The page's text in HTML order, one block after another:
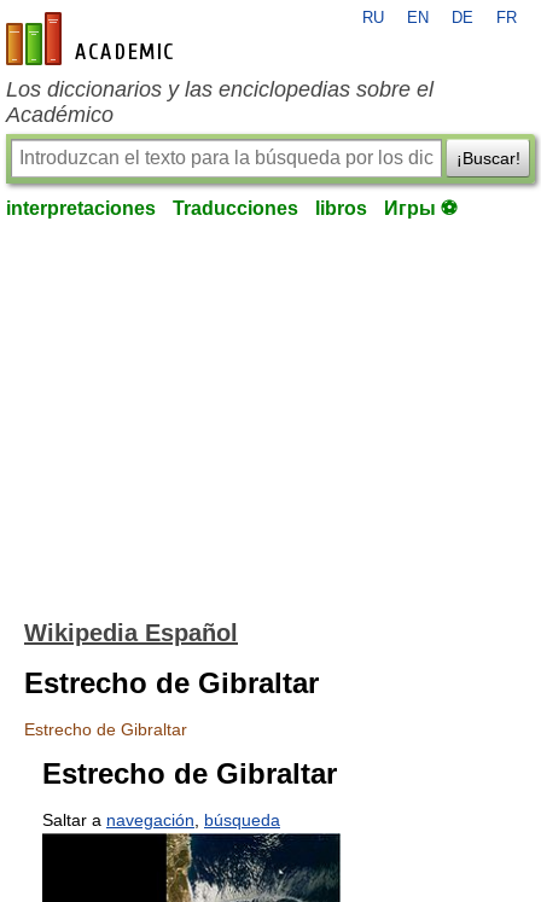
es-academic.com
RU EN DE FR
Los diccionarios y las enciclopedias sobre el
Académico
¡Buscar!
interpretaciones Traducciones libros Игры ⚽
Wikipedia Español
Estrecho de Gibraltar
Estrecho de Gibraltar
Estrecho de Gibraltar
Saltar a navegación búsqueda